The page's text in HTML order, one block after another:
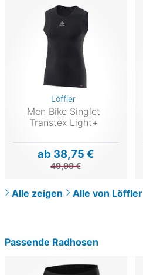
Löffler
Men Bike Singlet
Transtex Light+
ab 38,75 €
49,99 €
Alle zeigen Alle von Löffler
Passende Radhosen